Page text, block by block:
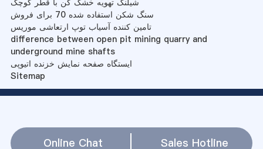
سنگ شکن استفاده شده 70 برای فروش
تامین کننده آسیاب توپ ارتعاشی موریس
difference between open pit mining quarry and
underground mine shafts
ایستگاه صفحه نمایش خزنده اتیوپی
Sitemap
Online Chat Sales Hotline